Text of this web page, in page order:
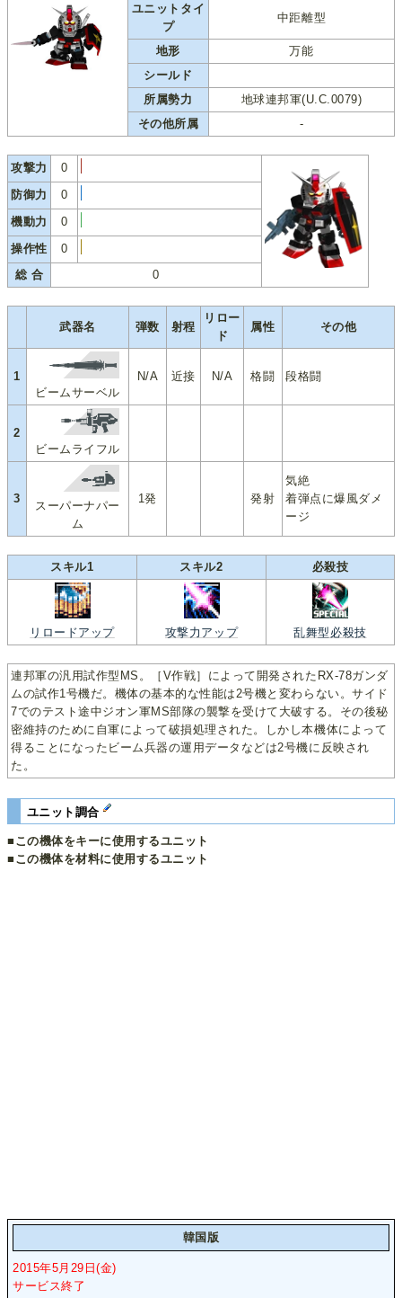
ユニットタイ
プ
中距離型
地形
万能
シールド
所属勢力
地球連邦軍(U.C.0079)
その他所属
-
攻撃力
0
防御力
0
機動力
0
操作性
0
総 合
0
武器名 弾数 射程
リロー
ド
属性 その他
1
ビームサーベル
N/A 近接 N/A 格闘 段格闘
2
ビームライフル
3
スーパーナパー
ム
1発 発射
気絶
着弾点に爆風ダメ
ージ
スキル1 スキル2 必殺技
リロードアップ 攻撃力アップ 乱舞型必殺技
連邦軍の汎用試作型MS。［V作戦］によって開発されたRX-78ガンダ
ムの試作1号機だ。機体の基本的な性能は2号機と変わらない。サイド
7でのテスト途中ジオン軍MS部隊の襲撃を受けて大破する。その後秘
密維持のために自軍によって破損処理された。しかし本機体によって
得ることになったビーム兵器の運用データなどは2号機に反映され
た。
ユニット調合
■この機体をキーに使用するユニット
■この機体を材料に使用するユニット
韓国版
2015年5月29日(金)
サービス終了